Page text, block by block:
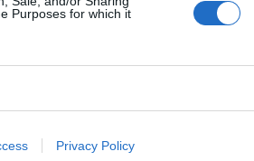
Purposes for which it
Privacy Policy
за тази дама!